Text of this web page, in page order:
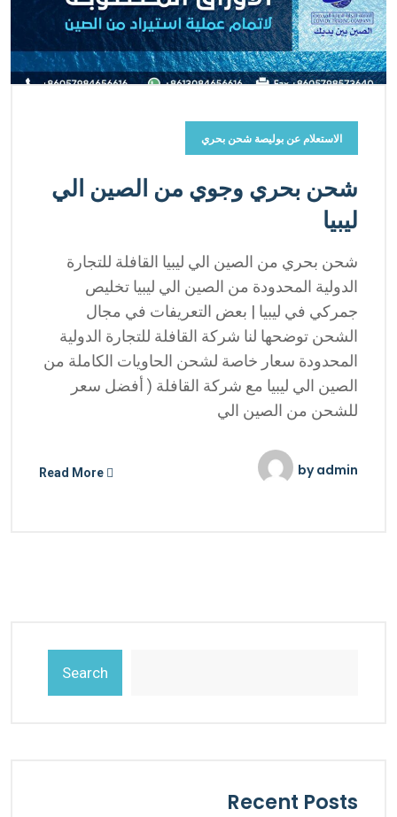
الاستعلام عن بوليصة شحن بحري
شحن بحري وجوي من الصين الي
ليبيا
شحن بحري من الصين الي ليبيا القافلة للتجارة
الدولية المحدودة من الصين الي ليبيا تخليص
جمركي في ليبيا | بعض التعريفات في مجال
الشحن توضحها لنا شركة القافلة للتجارة الدولية
المحدودة سعار خاصة لشحن الحاويات الكاملة من
الصين الي ليبيا مع شركة القافلة ( أفضل سعر
للشحن من الصين الي
byadmin
Search
Recent Posts